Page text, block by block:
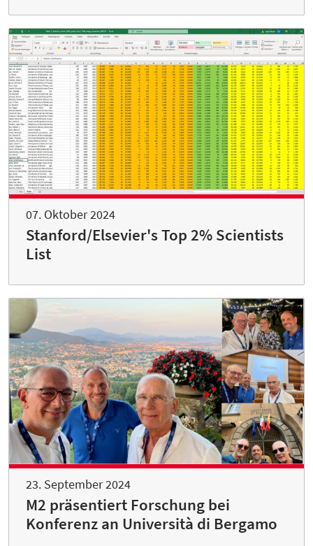
07. Oktober 2024
Stanford/Elsevier's Top 2% Scientists
List
23. September 2024
M2 präsentiert Forschung bei
Konferenz an Università di Bergamo